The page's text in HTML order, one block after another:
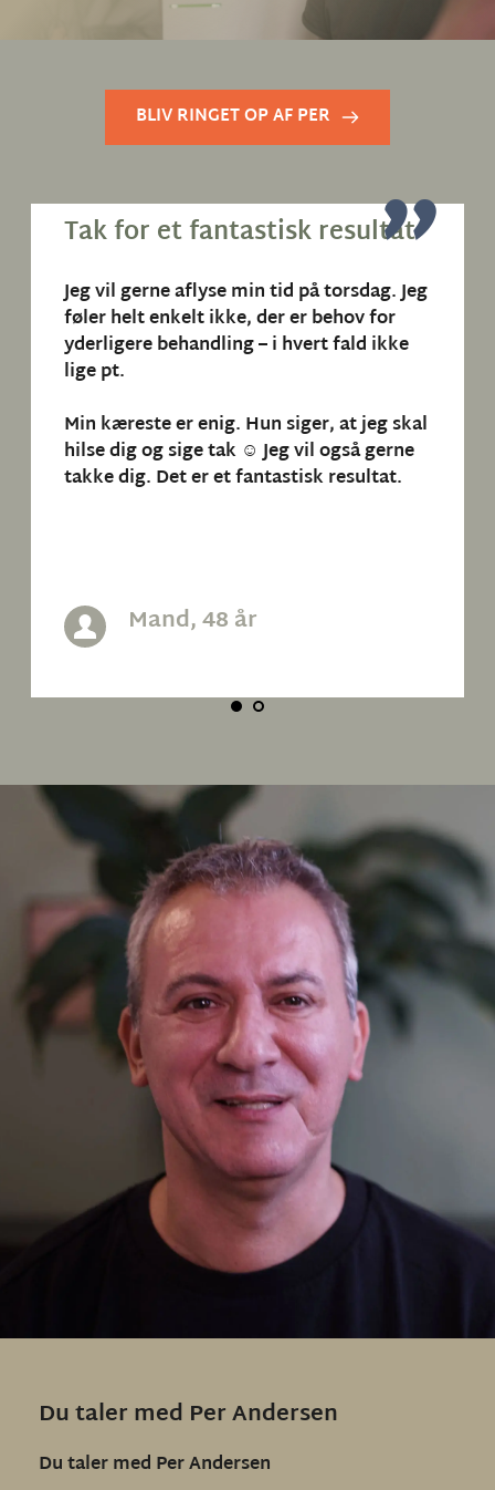
BLIV RINGET OP AF PER
"
Tak for et fantastisk resultat
Jeg vil gerne aflyse min tid på torsdag. Jeg
føler helt enkelt ikke, der er behov for
yderligere behandling – i hvert fald ikke
lige pt.
Min kæreste er enig. Hun siger, at jeg skal
hilse dig og sige tak ☺️ Jeg vil også gerne
takke dig. Det er et fantastisk resultat.
Mand, 48 år
Du taler med Per Andersen
Du taler med Per Andersen